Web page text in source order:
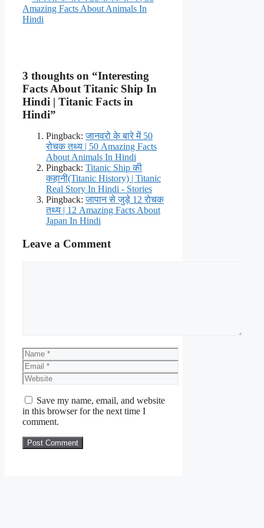
Amazing Facts About Animals In
Hindi
3 thoughts on “Interesting
Facts About Titanic Ship In
Hindi | Titanic Facts in
Hindi”
Pingback:जानवरो के बारे में 50
रोचक तथ्य | 50 Amazing Facts
About Animals In Hindi
Pingback: Titanic Ship की
कहानी(Titanic History) | Titanic
Real Story In Hindi - Stories
Pingback:जापान से जुड़े 12 रोचक
तथ्य | 12 Amazing Facts About
Japan In Hindi
Leave a Comment
Name
Email
Website
Save my name, email, and website
in this browser for the next time I
comment.